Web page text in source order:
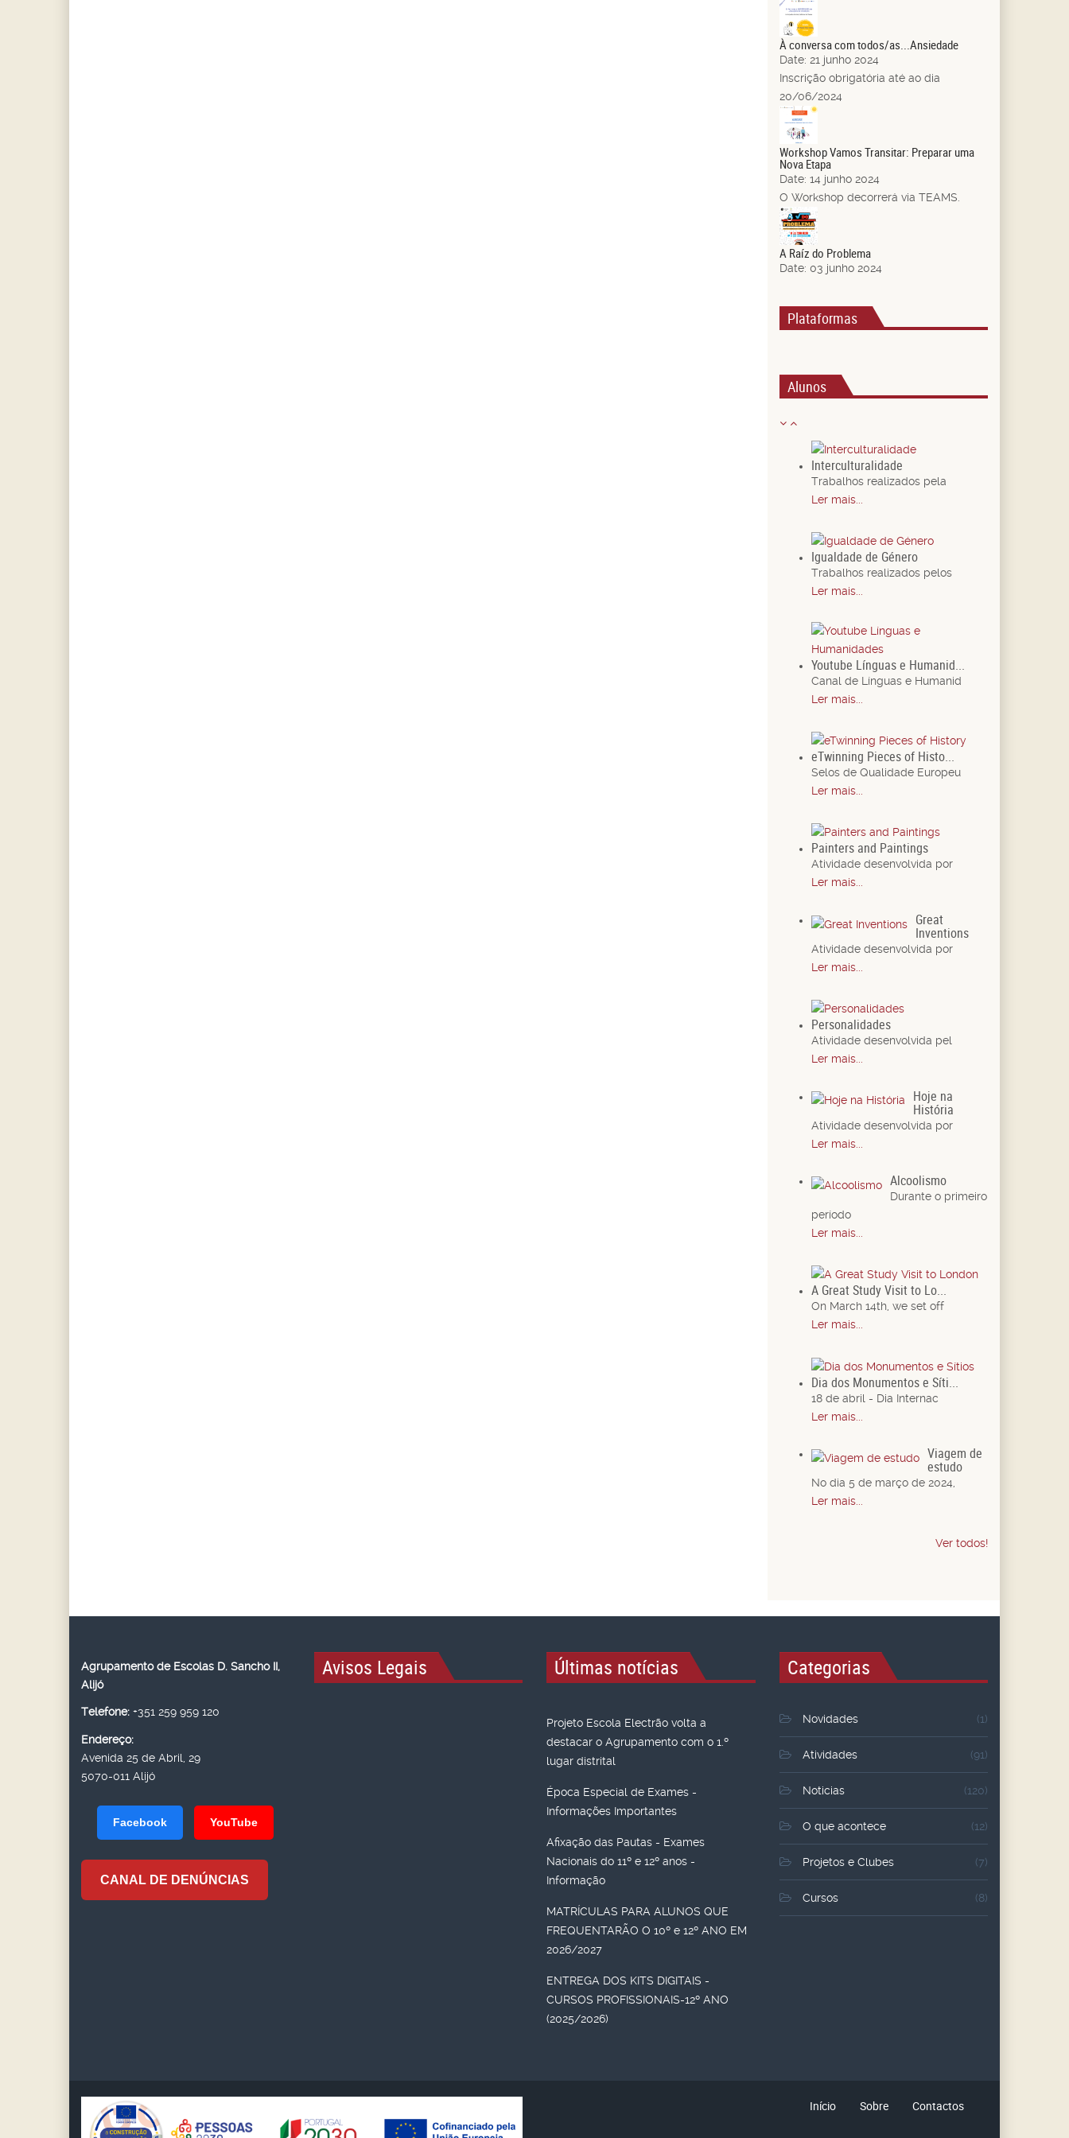
21
Jun.
À conversa com todos/as...Ansiedade
Date: 21 junho 2024
Inscrição obrigatória até ao dia
20/06/2024
Jun.
Workshop Vamos Transitar: Preparar uma
Nova Etapa
Date: 14 junho 2024
O Workshop decorrerá via TEAMS.
03
Jun.
A Raíz do Problema
Date: 03 junho 2024
Plataformas
Alunos
Interculturalidade
Trabalhos realizados pela
Ler mais...
Igualdade de Género
Trabalhos realizados pelos
Ler mais...
Youtube Línguas e Humanid...
Canal de Línguas e Humanid
Ler mais...
eTwinning Pieces of Histo...
Selos de Qualidade Europeu
Ler mais...
Painters and Paintings
Atividade desenvolvida por
Ler mais...
Great
Inventions
Atividade desenvolvida por
Ler mais...
Personalidades
Atividade desenvolvida pel
Ler mais...
Hoje na
História
Atividade desenvolvida por
Ler mais...
Alcoolismo
Durante o primeiro
período
Ler mais...
A Great Study Visit to Lo...
On March 14th, we set off
Ler mais...
Dia dos Monumentos e Síti...
18 de abril - Dia Internac
Ler mais...
Viagem de
estudo
No dia 5 de março de 2024,
Ler mais...
Ver todos!
Agrupamento de Escolas D. Sancho II,
Alijó
Telefone: +351 259 959 120
Endereço:
Avenida 25 de Abril, 29
5070-011 Alijó
Facebook YouTube
CANAL DE DENÚNCIAS
Avisos Legais Últimas notícias
Projeto Escola Electrão volta a
destacar o Agrupamento com o 1.º
lugar distrital
Época Especial de Exames -
Informações Importantes
Afixação das Pautas - Exames
Nacionais do 11º e 12º anos -
Informação
MATRÍCULAS PARA ALUNOS QUE
FREQUENTARÃO O 10º e 12º ANO EM
2026/2027
ENTREGA DOS KITS DIGITAIS -
CURSOS PROFISSIONAIS-12º ANO
(2025/2026)
Categorias
Novidades (1)
Atividades (91)
Noticias (120)
O que acontece (12)
Projetos e Clubes (7)
Cursos (8)
Início Sobre Contactos